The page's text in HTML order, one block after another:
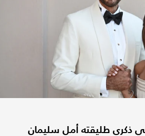
ذكرى طليقته أمل سليمان